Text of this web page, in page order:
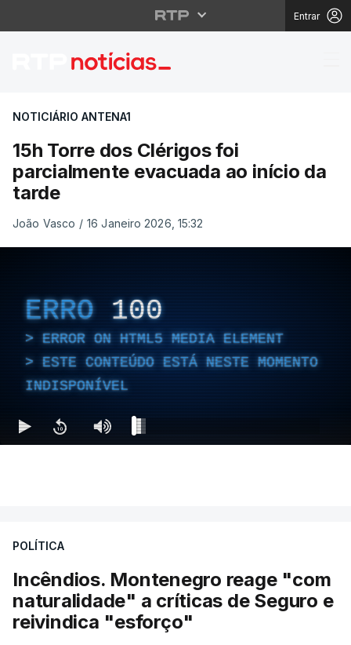
Entrar
15h Torre dos
NOTICIÁRIO ANTENA1
15h Torre dos Clérigos foi
parcialmente evacuada ao início da
tarde
João Vasco / 16 Janeiro 2026, 15:32
ERRO 100
ERROR ON HTML5 MEDIA ELEMENT
ESTE CONTEÚDO ESTÁ NESTE MOMENTO
INDISPONÍVEL
POLÍTICA
Incêndios. Montenegro reage "com
naturalidade" a críticas de Seguro e
reivindica "esforço"